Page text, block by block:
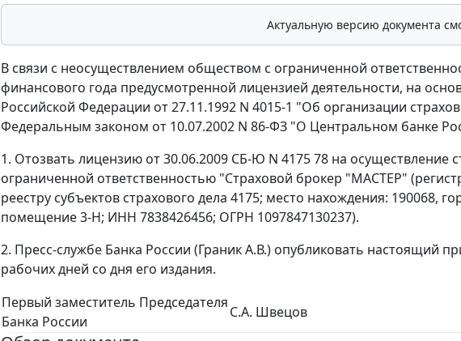
Актуальную версию документа
В связи с неосуществлением обществом с ограниченной
финансового года предусмотренной лицензией деятельности, на
Российской Федерации от 27.11.1992 N 4015-1 "Об организации
Федеральным законом от 10.07.2002 N 86-ФЗ "О Центральном банке
1. Отозвать лицензию от 30.06.2009 СБ-Ю N 4175 78 на осуществление
ограниченной ответственностью "Страховой брокер "МАСТЕР"
реестру субъектов страхового дела 4175; место нахождения: 190068,
помещение 3-Н; ИНН 7838426456; ОГРН 1097847130237).
2. Пресс-службе Банка России (Граник А.В.) опубликовать настоящий
рабочих дней со дня его издания.
Первый заместитель Председателя
Банка России
С.А. Швецов